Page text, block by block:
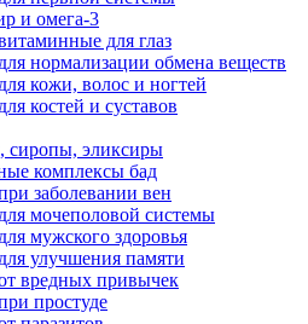
и омега-3
для глаз
нормализации обмена веществ
кожи, волос и ногтей
костей и суставов
сиропы, эликсиры
комплексы бад
заболевании вен
мочеполовой системы
мужского здоровья
улучшения памяти
вредных привычек
простуде